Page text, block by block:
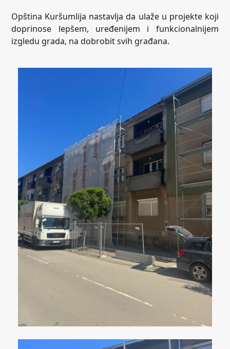
Opština Kuršumlija nastavlja da ulaže u projekte koji
doprinose lepšem, uređenijem i funkcionalnijem
izgledu grada, na dobrobit svih građana.